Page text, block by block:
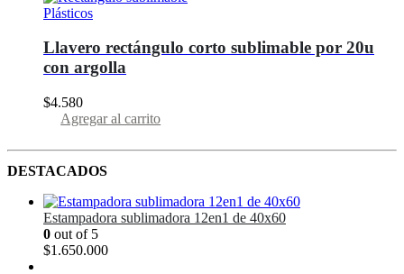
opciones
página
Plásticos
Llavero rectángulo corto sublimable por 20u
con argolla
$4.580
Agregar al carrito
DESTACADOS
Estampadora sublimadora 12en1 de 40x60
0 out of 5
$1.650.000